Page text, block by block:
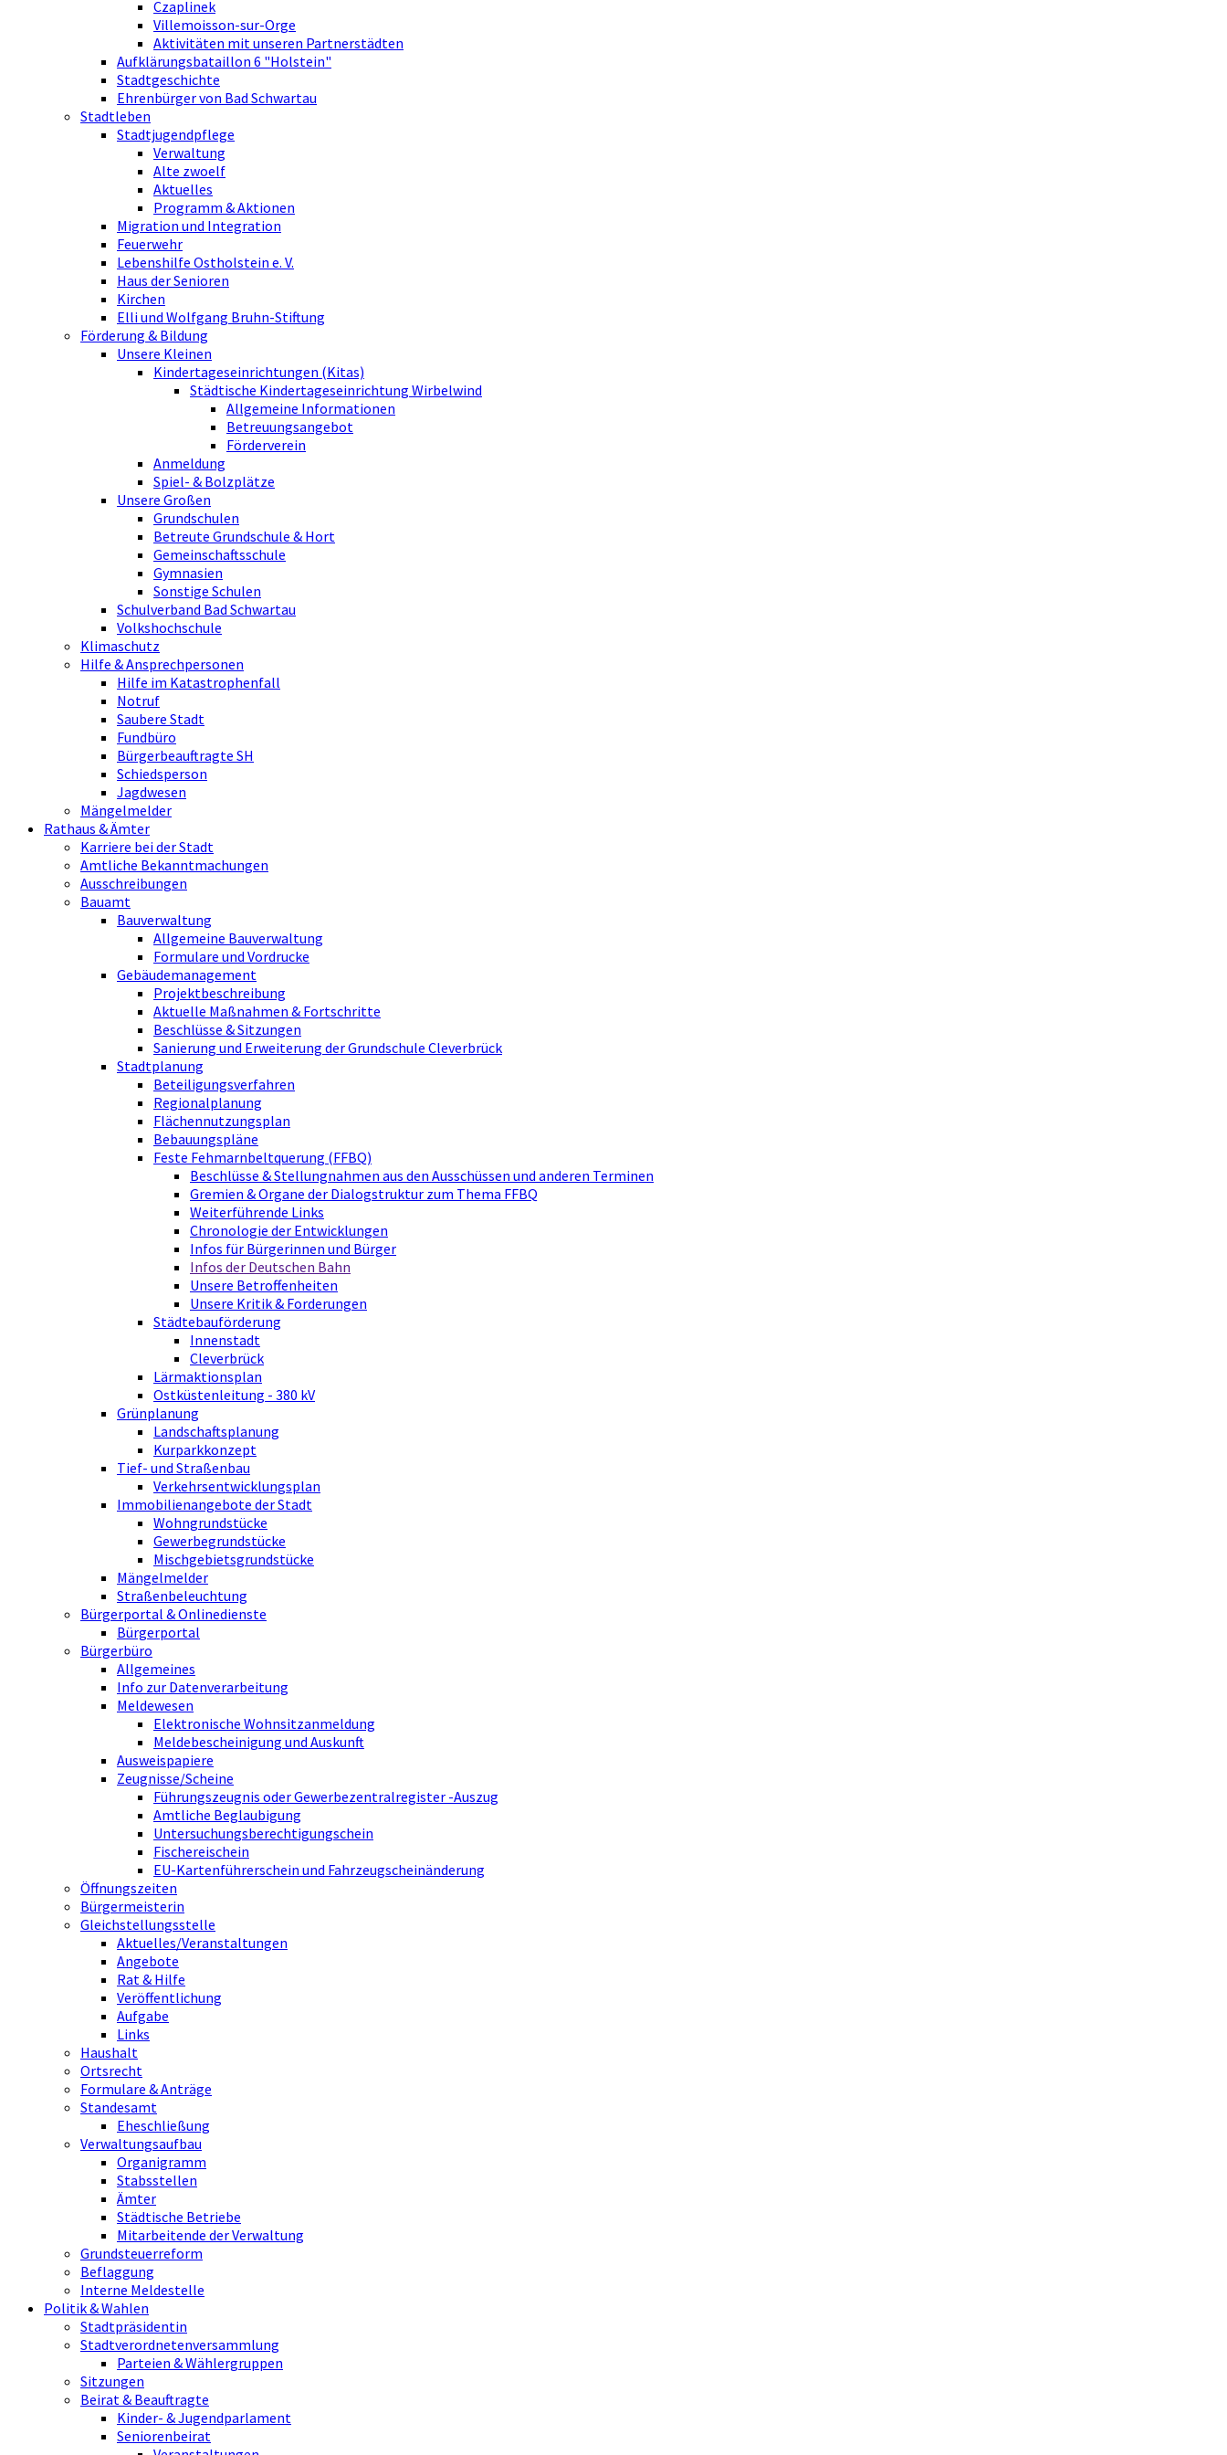
Czaplinek
Villemoisson-sur-Orge
Aktivitäten mit unseren Partnerstädten
Aufklärungsbataillon 6 "Holstein"
Stadtgeschichte
Ehrenbürger von Bad Schwartau
Stadtleben
Stadtjugendpflege
Verwaltung
Alte zwoelf
Aktuelles
Programm & Aktionen
Migration und Integration
Feuerwehr
Lebenshilfe Ostholstein e. V.
Haus der Senioren
Kirchen
Elli und Wolfgang Bruhn-Stiftung
Förderung & Bildung
Unsere Kleinen
Kindertageseinrichtungen (Kitas)
Städtische Kindertageseinrichtung Wirbelwind
Allgemeine Informationen
Betreuungsangebot
Förderverein
Anmeldung
Spiel- & Bolzplätze
Unsere Großen
Grundschulen
Betreute Grundschule & Hort
Gemeinschaftsschule
Gymnasien
Sonstige Schulen
Schulverband Bad Schwartau
Volkshochschule
Klimaschutz
Hilfe & Ansprechpersonen
Hilfe im Katastrophenfall
Notruf
Saubere Stadt
Fundbüro
Bürgerbeauftragte SH
Schiedsperson
Jagdwesen
Mängelmelder
Rathaus & Ämter
Karriere bei der Stadt
Amtliche Bekanntmachungen
Ausschreibungen
Bauamt
Bauverwaltung
Allgemeine Bauverwaltung
Formulare und Vordrucke
Gebäudemanagement
Projektbeschreibung
Aktuelle Maßnahmen & Fortschritte
Beschlüsse & Sitzungen
Sanierung und Erweiterung der Grundschule Cleverbrück
Stadtplanung
Beteiligungsverfahren
Regionalplanung
Flächennutzungsplan
Bebauungspläne
Feste Fehmarnbeltquerung (FFBQ)
Beschlüsse & Stellungnahmen aus den Ausschüssen und anderen Terminen
Gremien & Organe der Dialogstruktur zum Thema FFBQ
Weiterführende Links
Chronologie der Entwicklungen
Infos für Bürgerinnen und Bürger
Infos der Deutschen Bahn
Unsere Betroffenheiten
Unsere Kritik & Forderungen
Städtebauförderung
Innenstadt
Cleverbrück
Lärmaktionsplan
Ostküstenleitung - 380 kV
Grünplanung
Landschaftsplanung
Kurparkkonzept
Tief- und Straßenbau
Verkehrsentwicklungsplan
Immobilienangebote der Stadt
Wohngrundstücke
Gewerbegrundstücke
Mischgebietsgrundstücke
Mängelmelder
Straßenbeleuchtung
Bürgerportal & Onlinedienste
Bürgerportal
Bürgerbüro
Allgemeines
Info zur Datenverarbeitung
Meldewesen
Elektronische Wohnsitzanmeldung
Meldebescheinigung und Auskunft
Ausweispapiere
Zeugnisse/Scheine
Führungszeugnis oder Gewerbezentralregister -Auszug
Amtliche Beglaubigung
Untersuchungsberechtigungschein
Fischereischein
EU-Kartenführerschein und Fahrzeugscheinänderung
Öffnungszeiten
Bürgermeisterin
Gleichstellungsstelle
Aktuelles/Veranstaltungen
Angebote
Rat & Hilfe
Veröffentlichung
Aufgabe
Links
Haushalt
Ortsrecht
Formulare & Anträge
Standesamt
Eheschließung
Verwaltungsaufbau
Organigramm
Stabsstellen
Ämter
Städtische Betriebe
Mitarbeitende der Verwaltung
Grundsteuerreform
Beflaggung
Interne Meldestelle
Politik & Wahlen
Stadtpräsidentin
Stadtverordnetenversammlung
Parteien & Wählergruppen
Sitzungen
Beirat & Beauftragte
Kinder- & Jugendparlament
Seniorenbeirat